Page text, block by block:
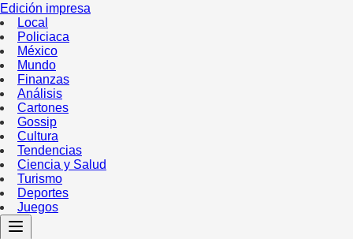
Edición impresa
Local
Policiaca
México
Mundo
Finanzas
Análisis
Cartones
Gossip
Cultura
Tendencias
Ciencia y Salud
Turismo
Deportes
Juegos